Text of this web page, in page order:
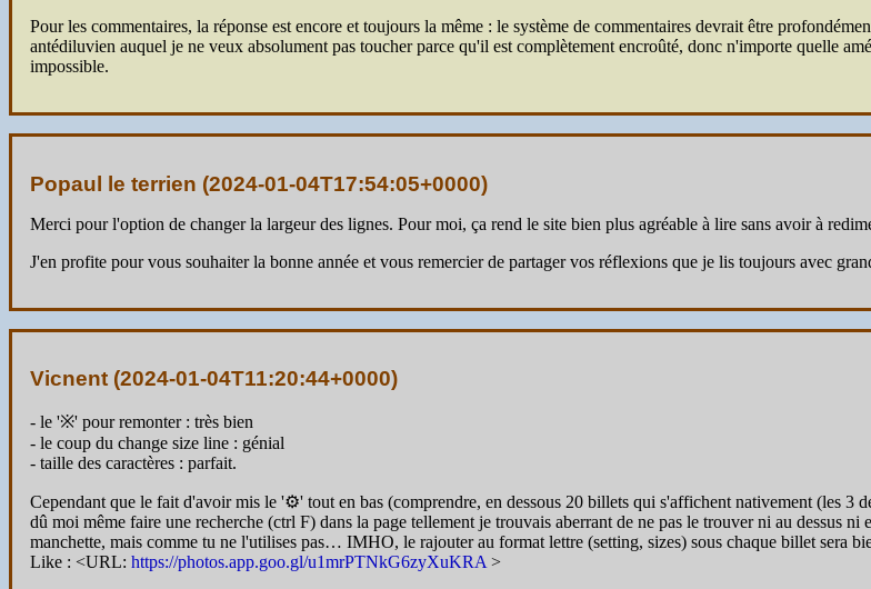
Pour les commentaires, la réponse est encore et toujours la même : le système de commentaires devrait être
antédiluvien auquel je ne veux absolument pas toucher parce qu'il est complètement encroûté, donc n'importe quelle
impossible.
Popaul le terrien (2024-01-04T17:54:05+0000)
Merci pour l'option de changer la largeur des lignes. Pour moi, ça rend le site bien plus agréable à lire sans avoir à
J'en profite pour vous souhaiter la bonne année et vous remercier de partager vos réflexions que je lis toujours avec
Vicnent (2024-01-04T11:20:44+0000)
- le '※' pour remonter : très bien
- le coup du change size line : génial
- taille des caractères : parfait.
Cependant que le fait d'avoir mis le '⚙' tout en bas (comprendre, en dessous 20 billets qui s'affichent nativement (les
dû moi même faire une recherche (ctrl F) dans la page tellement je trouvais aberrant de ne pas le trouver ni au dessus
manchette, mais comme tu ne l'utilises pas… IMHO, le rajouter au format lettre (setting, sizes) sous chaque billet sera
Like : <URL: https://photos.app.goo.gl/u1mrPTNkG6zyXuKRA >